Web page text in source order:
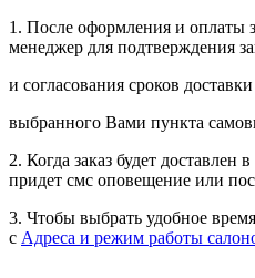
1. После оформления и оплаты
менеджер для подтверждения
и согласования сроков
выбранного Вами пункта
2. Когда заказ будет доставлен
придет смс оповещение или
3. Чтобы выбрать удобное
с Адреса и режим работы